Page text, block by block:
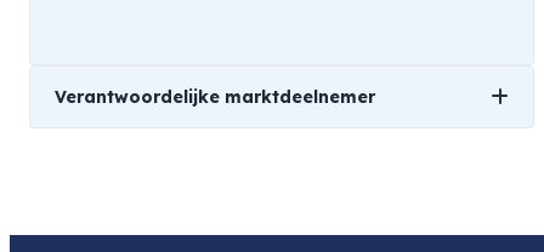
Verantwoordelijke marktdeelnemer
Product